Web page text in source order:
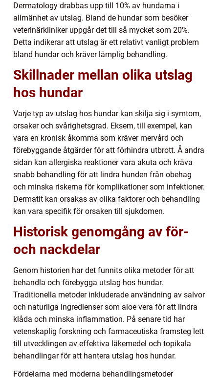
Dermatology drabbas upp till 10% av hundarna i
allmänhet av utslag. Bland de hundar som besöker
veterinärkliniker uppgår det till så mycket som 20%.
Detta indikerar att utslag är ett relativt vanligt problem
bland hundar och kräver lämplig behandling.
Skillnader mellan olika utslag
hos hundar
Varje typ av utslag hos hundar kan skilja sig i symtom,
orsaker och svårighetsgrad. Eksem, till exempel, kan
vara en kronisk åkomma som kräver mervård och
förebyggande åtgärder för att förhindra utbrott. Å andra
sidan kan allergiska reaktioner vara akuta och kräva
snabb behandling för att lindra hunden från obehag
och minska riskerna för komplikationer som infektioner.
Dermatit kan orsakas av olika faktorer och behandling
kan vara specifik för orsaken till sjukdomen.
Historisk genomgång av för-
och nackdelar
Genom historien har det funnits olika metoder för att
behandla och förebygga utslag hos hundar.
Traditionella metoder inkluderade användning av salvor
och naturliga ingredienser som aloe vera för att lindra
klåda och minska inflammation. På senare tid har
vetenskaplig forskning och farmaceutiska framsteg lett
till utvecklingen av effektiva läkemedel och topikala
behandlingar för att hantera utslag hos hundar.
Fördelarna med moderna behandlingsmetoder